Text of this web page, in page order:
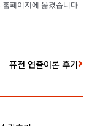
페이지에 옮겼습니다.
퓨전 연출이론 후기